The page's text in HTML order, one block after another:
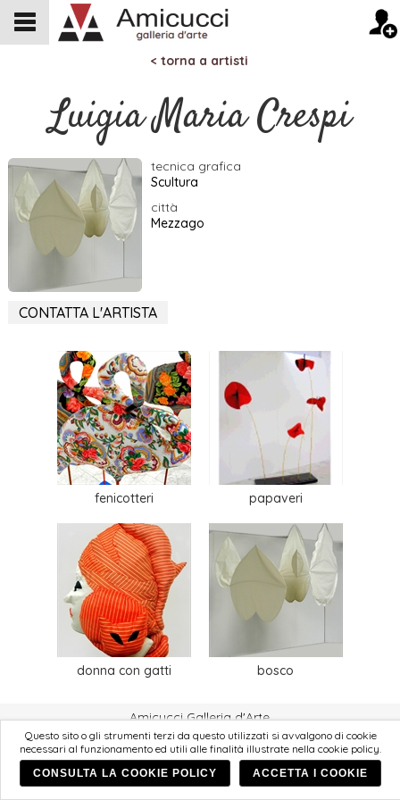
< torna a artisti
Luigia Maria Crespi
tecnica grafica
Scultura
città
Mezzago
CONTATTA L'ARTISTA
fenicotteri papaveri
donna con gatti bosco
Amicucci Galleria d'Arte
© Amicucci Belle Arti s.a.s 2026
p. iva 02499750418
Questo sito o gli strumenti terzi da questo utilizzati si avvalgono di cookie
necessari al funzionamento ed utili alle finalità illustrate nella cookie policy.